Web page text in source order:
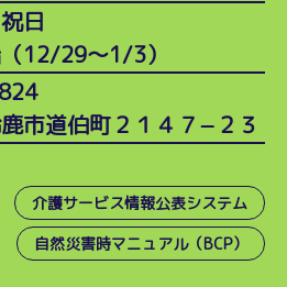
日
12/29～1/3）
市道伯町２１４７−２３
介護サービス情報公表システム
自然災害時マニュアル（BCP）